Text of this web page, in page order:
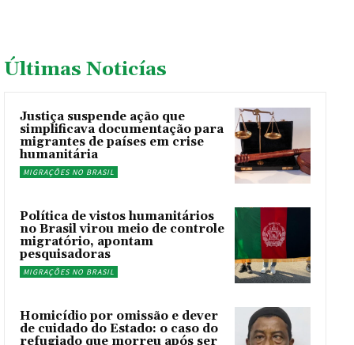
Últimas Noticías
Justiça suspende ação que
simplificava documentação para
migrantes de países em crise
humanitária
MIGRAÇÕES NO BRASIL
Política de vistos humanitários
no Brasil virou meio de controle
migratório, apontam
pesquisadoras
MIGRAÇÕES NO BRASIL
Homicídio por omissão e dever
de cuidado do Estado: o caso do
refugiado que morreu após ser